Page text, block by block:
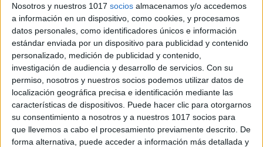
Nosotros y nuestros 1017 socios almacenamos y/o accedemos
a información en un dispositivo, como cookies, y procesamos
datos personales, como identificadores únicos e información
estándar enviada por un dispositivo para publicidad y contenido
personalizado, medición de publicidad y contenido,
investigación de audiencia y desarrollo de servicios. Con su
permiso, nosotros y nuestros socios podemos utilizar datos de
localización geográfica precisa e identificación mediante las
características de dispositivos. Puede hacer clic para otorgarnos
su consentimiento a nosotros y a nuestros 1017 socios para
que llevemos a cabo el procesamiento previamente descrito. De
forma alternativa, puede acceder a información más detallada y
Además de ayudar a consolidar el conocimiento
adquirido durante el año escolar, estos cuadernos
fomentan la práctica diaria del inglés, mejorando la
fluidez y la confianza de los estudiantes. Este recurso
es ideal tanto para el uso en el hogar como en
programas de verano, proporcionando una
herramienta educativa versátil y efectiva.